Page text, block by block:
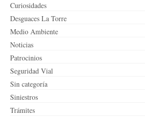
Curiosidades
Desguaces La Torre
Medio Ambiente
Noticias
Patrocinios
Seguridad Vial
Sin categoría
Siniestros
Trámites